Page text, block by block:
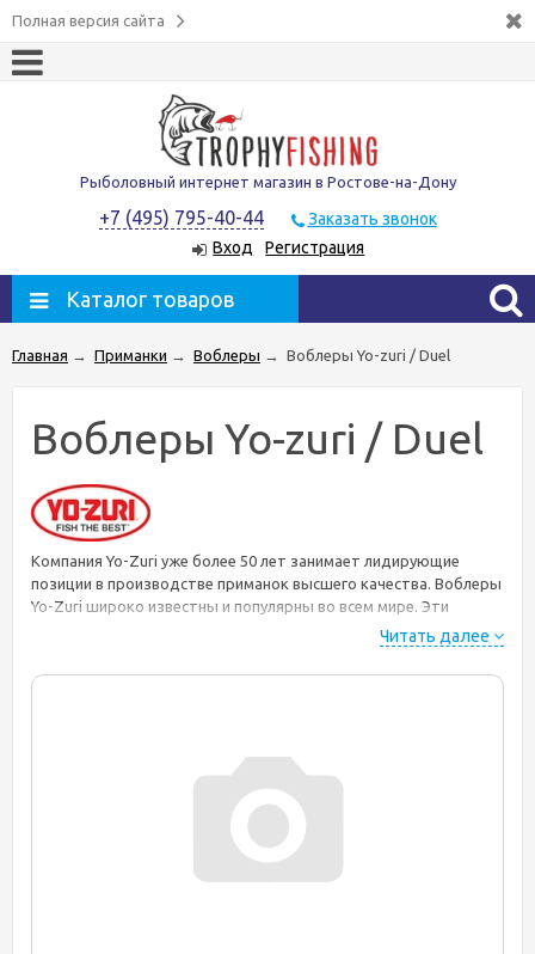
Полная версия сайта
Рыболовный интернет магазин в Ростове-на-Дону
+7 (495) 795-40-44
Заказать звонок
Вход
Регистрация
Каталог товаров
Главная → Приманки → Воблеры → Воблеры Yo-zuri / Duel
Воблеры Yo-zuri / Duel
Компания Yo-Zuri уже более 50 лет занимает лидирующие
позиции в производстве приманок высшего качества. Воблеры
Yo-Zuri широко известны и популярны во всем мире. Эти
искусственные приманки позволяют рыболову обнаружить и
соблазнить рыбу на поклевку в самых разнообразных условиях
речной и морской рыбалки. Один из секретов высокой
внутреннему каркасу эти приманки не боятся перегрузки при
вываживании крупной рыбы, а острейшие крючки
обеспечивают надежную подсечку хищника и не дают ему
шанса на сход. Компания имеет собственное конструкторское
бюро, и постоянно занимается разработками новых моделей.
Все модели компании запатентованы и отличаются не только
Читать далее